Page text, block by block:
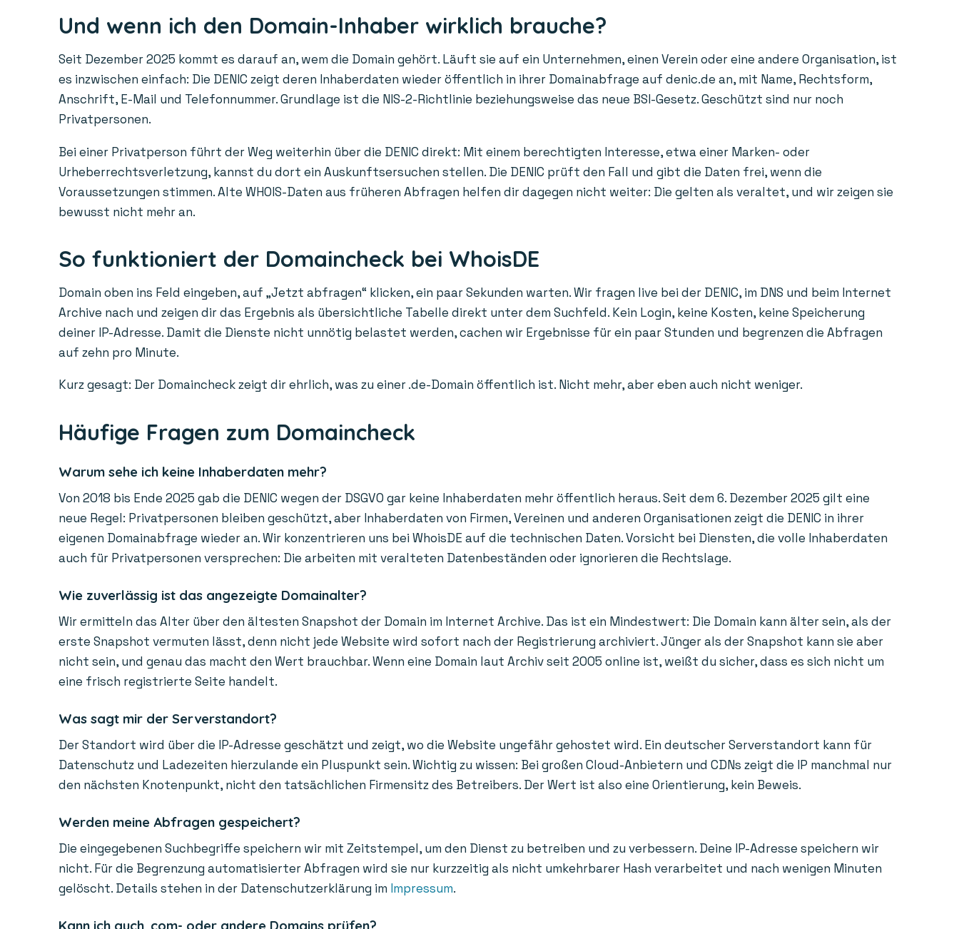
Und wenn ich den Domain-Inhaber wirklich brauche?
Seit Dezember 2025 kommt es darauf an, wem die Domain gehört. Läuft sie auf ein Unternehmen, einen Verein oder eine andere Organisation, ist
es inzwischen einfach: Die DENIC zeigt deren Inhaberdaten wieder öffentlich in ihrer Domainabfrage auf denic.de an, mit Name, Rechtsform,
Anschrift, E-Mail und Telefonnummer. Grundlage ist die NIS-2-Richtlinie beziehungsweise das neue BSI-Gesetz. Geschützt sind nur noch
Privatpersonen.
Bei einer Privatperson führt der Weg weiterhin über die DENIC direkt: Mit einem berechtigten Interesse, etwa einer Marken- oder
Urheberrechtsverletzung, kannst du dort ein Auskunftsersuchen stellen. Die DENIC prüft den Fall und gibt die Daten frei, wenn die
Voraussetzungen stimmen. Alte WHOIS-Daten aus früheren Abfragen helfen dir dagegen nicht weiter: Die gelten als veraltet, und wir zeigen sie
bewusst nicht mehr an.
So funktioniert der Domaincheck bei WhoisDE
Domain oben ins Feld eingeben, auf „Jetzt abfragen“ klicken, ein paar Sekunden warten. Wir fragen live bei der DENIC, im DNS und beim Internet
Archive nach und zeigen dir das Ergebnis als übersichtliche Tabelle direkt unter dem Suchfeld. Kein Login, keine Kosten, keine Speicherung
deiner IP-Adresse. Damit die Dienste nicht unnötig belastet werden, cachen wir Ergebnisse für ein paar Stunden und begrenzen die Abfragen
auf zehn pro Minute.
Kurz gesagt: Der Domaincheck zeigt dir ehrlich, was zu einer .de-Domain öffentlich ist. Nicht mehr, aber eben auch nicht weniger.
Häufige Fragen zum Domaincheck
Warum sehe ich keine Inhaberdaten mehr?
Von 2018 bis Ende 2025 gab die DENIC wegen der DSGVO gar keine Inhaberdaten mehr öffentlich heraus. Seit dem 6. Dezember 2025 gilt eine
neue Regel: Privatpersonen bleiben geschützt, aber Inhaberdaten von Firmen, Vereinen und anderen Organisationen zeigt die DENIC in ihrer
eigenen Domainabfrage wieder an. Wir konzentrieren uns bei WhoisDE auf die technischen Daten. Vorsicht bei Diensten, die volle Inhaberdaten
auch für Privatpersonen versprechen: Die arbeiten mit veralteten Datenbeständen oder ignorieren die Rechtslage.
Wie zuverlässig ist das angezeigte Domainalter?
Wir ermitteln das Alter über den ältesten Snapshot der Domain im Internet Archive. Das ist ein Mindestwert: Die Domain kann älter sein, als der
erste Snapshot vermuten lässt, denn nicht jede Website wird sofort nach der Registrierung archiviert. Jünger als der Snapshot kann sie aber
nicht sein, und genau das macht den Wert brauchbar. Wenn eine Domain laut Archiv seit 2005 online ist, weißt du sicher, dass es sich nicht um
eine frisch registrierte Seite handelt.
Was sagt mir der Serverstandort?
Der Standort wird über die IP-Adresse geschätzt und zeigt, wo die Website ungefähr gehostet wird. Ein deutscher Serverstandort kann für
Datenschutz und Ladezeiten hierzulande ein Pluspunkt sein. Wichtig zu wissen: Bei großen Cloud-Anbietern und CDNs zeigt die IP manchmal nur
den nächsten Knotenpunkt, nicht den tatsächlichen Firmensitz des Betreibers. Der Wert ist also eine Orientierung, kein Beweis.
Werden meine Abfragen gespeichert?
Die eingegebenen Suchbegriffe speichern wir mit Zeitstempel, um den Dienst zu betreiben und zu verbessern. Deine IP-Adresse speichern wir
nicht. Für die Begrenzung automatisierter Abfragen wird sie nur kurzzeitig als nicht umkehrbarer Hash verarbeitet und nach wenigen Minuten
gelöscht. Details stehen in der Datenschutzerklärung im Impressum.